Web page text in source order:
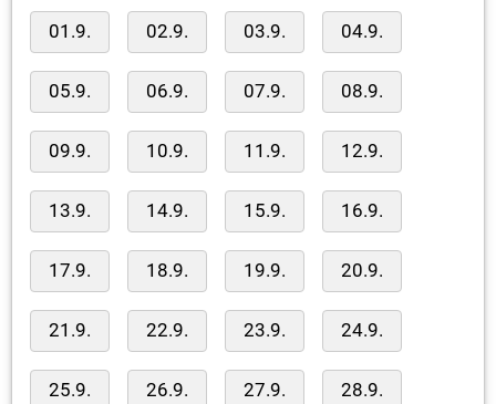
01.9. 02.9. 03.9. 04.9.
05.9. 06.9. 07.9. 08.9.
09.9. 10.9. 11.9. 12.9.
13.9. 14.9. 15.9. 16.9.
17.9. 18.9. 19.9. 20.9.
21.9. 22.9. 23.9. 24.9.
25.9. 26.9. 27.9. 28.9.